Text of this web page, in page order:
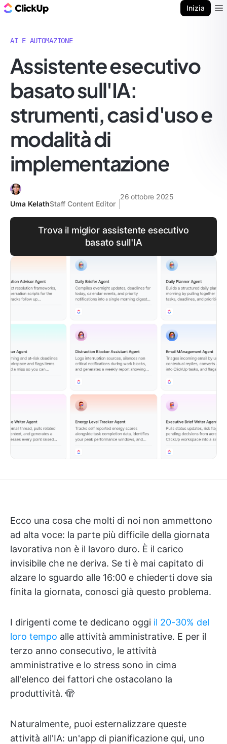
Inizia
AI E AUTOMAZIONE
Assistente esecutivo
basato sull'IA:
strumenti, casi d'uso e
modalità di
implementazione
Uma KelathStaff Content Editor
26 ottobre 2025
Trova il miglior assistente esecutivo
basato sull'IA
Ecco una cosa che molti di noi non ammettono
ad alta voce: la parte più difficile della giornata
lavorativa non è il lavoro duro. È il carico
invisibile che ne deriva. Se ti è mai capitato di
alzare lo sguardo alle 16:00 e chiederti dove sia
finita la giornata, conosci già questo problema.
I dirigenti come te dedicano oggi il 20-30% del
loro tempo alle attività amministrative. E per il
terzo anno consecutivo, le attività
amministrative e lo stress sono in cima
all'elenco dei fattori che ostacolano la
produttività. 🫣
Naturalmente, puoi esternalizzare queste
attività all'IA: un'app di pianificazione qui, uno